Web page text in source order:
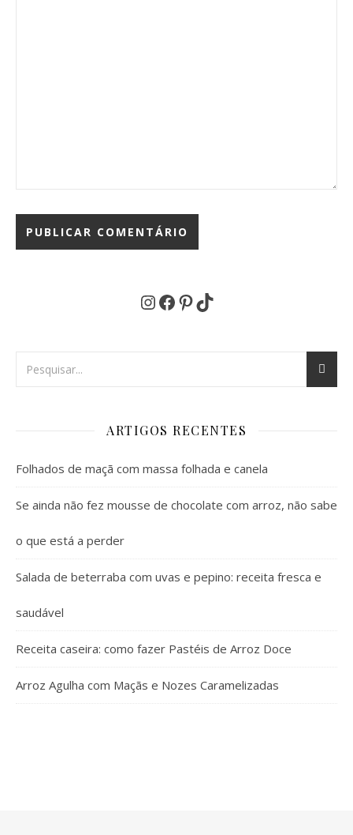
Instagram
Facebook
Pinterest
TikTok
ARTIGOS RECENTES
Folhados de maçã com massa folhada e canela
Se ainda não fez mousse de chocolate com arroz, não sabe
o que está a perder
Salada de beterraba com uvas e pepino: receita fresca e
saudável
Receita caseira: como fazer Pastéis de Arroz Doce
Arroz Agulha com Maçãs e Nozes Caramelizadas